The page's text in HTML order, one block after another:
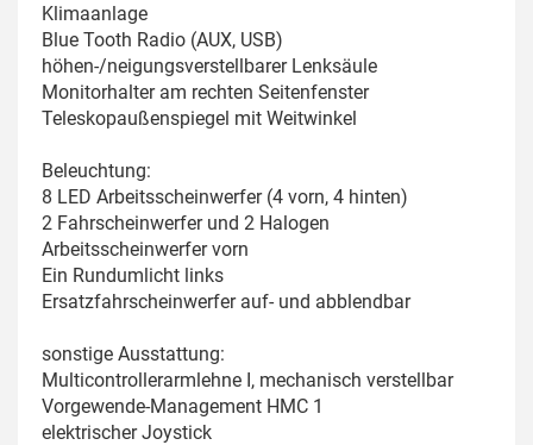
Klimaanlage
Blue Tooth Radio (AUX, USB)
höhen-/neigungsverstellbarer Lenksäule
Monitorhalter am rechten Seitenfenster
Teleskopaußenspiegel mit Weitwinkel
Beleuchtung:
8 LED Arbeitsscheinwerfer (4 vorn, 4 hinten)
2 Fahrscheinwerfer und 2 Halogen
Arbeitsscheinwerfer vorn
Ein Rundumlicht links
Ersatzfahrscheinwerfer auf- und abblendbar
sonstige Ausstattung:
Multicontrollerarmlehne I, mechanisch verstellbar
Vorgewende-Management HMC 1
elektrischer Joystick